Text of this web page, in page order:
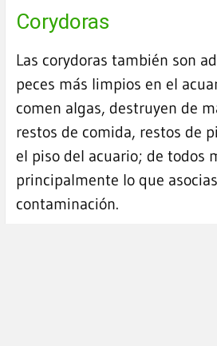
Corydoras
Las corydoras también son
peces más limpios en el
comen algas, destruyen de
restos de comida, restos de
el piso del acuario; de todos
principalmente lo que
contaminación.